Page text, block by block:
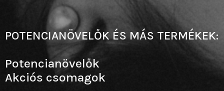
POTENCIANÖVELŐK ÉS MÁS TERMÉKEK:
Potencianövelők
Akciós csomagok